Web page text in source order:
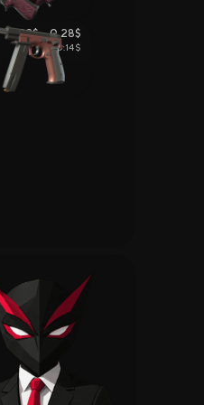
0.03$ - 0.28$
0.14$